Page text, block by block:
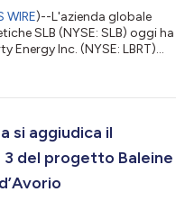
WIRE)--L'azienda globale
SLB (NYSE: SLB) oggi ha
Inc. (NYSE: LBRT)
il mondo. La
energetica e operazioni per
si aggiudica il
del progetto Baleine